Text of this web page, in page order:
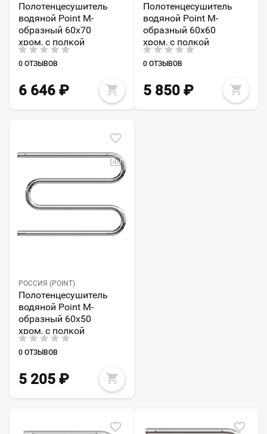
Полотенцесушитель
водяной Point М-
образный 60х70
хром, с полкой
0 ОТЗЫВОВ
6 646 ₽
Полотенцесушитель
водяной Point М-
образный 60х60
хром, с полкой
0 ОТЗЫВОВ
5 850₽
РОССИЯ (POINT)
Полотенцесушитель
водяной Point М-
образный 60х50
хром, с полкой
0 ОТЗЫВОВ
5 205 ₽